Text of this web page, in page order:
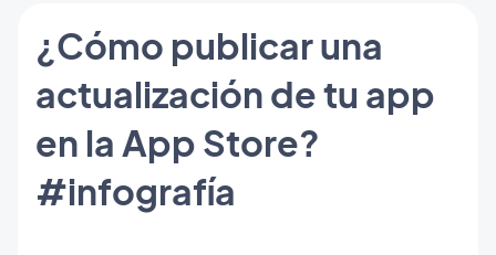
¿Cómo publicar una
actualización de tu app
en la App Store?
#infografía